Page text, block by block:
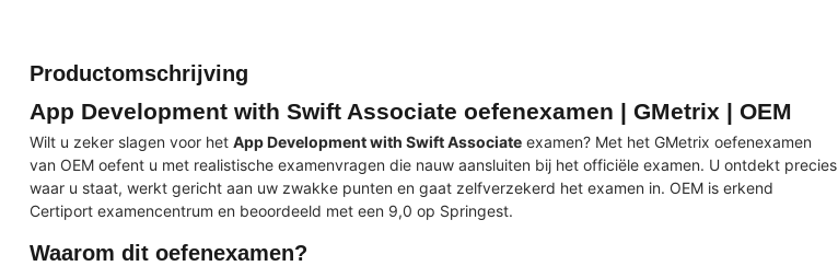
Productomschrijving
App Development with Swift Associate oefenexamen | GMetrix | OEM
Wilt u zeker slagen voor het App Development with Swift Associate examen? Met het GMetrix oefenexamen
van OEM oefent u met realistische examenvragen die nauw aansluiten bij het officiële examen. U ontdekt precies
waar u staat, werkt gericht aan uw zwakke punten en gaat zelfverzekerd het examen in. OEM is erkend
Certiport examencentrum en beoordeeld met een 9,0 op Springest.
Waarom dit oefenexamen?